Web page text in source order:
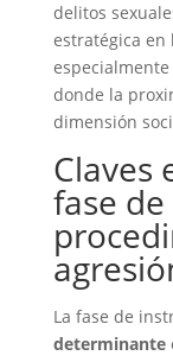
delitos
estratégica en
donde la
dimensión
Claves
fase
La fase de
determinante